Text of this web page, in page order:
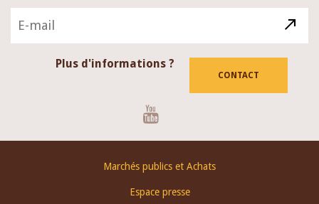
Plus d'informations ?
CONTACT
Marchés publics et Achats
Espace presse